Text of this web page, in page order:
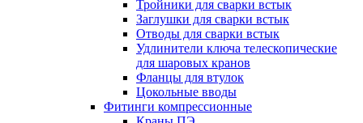
Тройники для сварки встык
Заглушки для сварки встык
Отводы для сварки встык
Удлинители ключа телескопические
для шаровых кранов
Фланцы для втулок
Цокольные вводы
Фитинги компрессионные